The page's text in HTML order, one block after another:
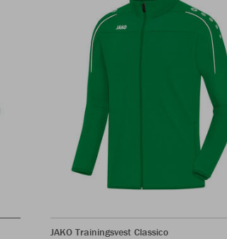
JAKO Trainingsvest Classico